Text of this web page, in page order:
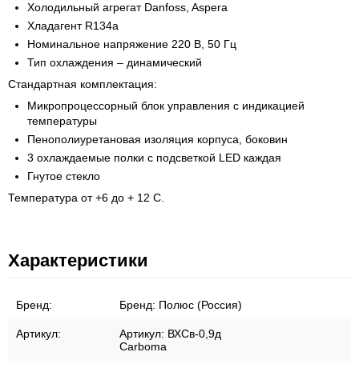
Холодильный агрегат Danfoss, Aspera
Хладагент R134a
Номинальное напряжение 220 В, 50 Гц
Тип охлаждения – динамический
Стандартная комплектация:
Микропроцессорный блок управления с индикацией
температуры
Пенополиуретановая изоляция корпуса, боковин
3 охлаждаемые полки с подсветкой LED каждая
Гнутое стекло
Температура от +6 до + 12 С.
Характеристики
Бренд: Бренд: Полюс (Россия)
Артикул: Артикул: ВХСв-0,9д
Carboma